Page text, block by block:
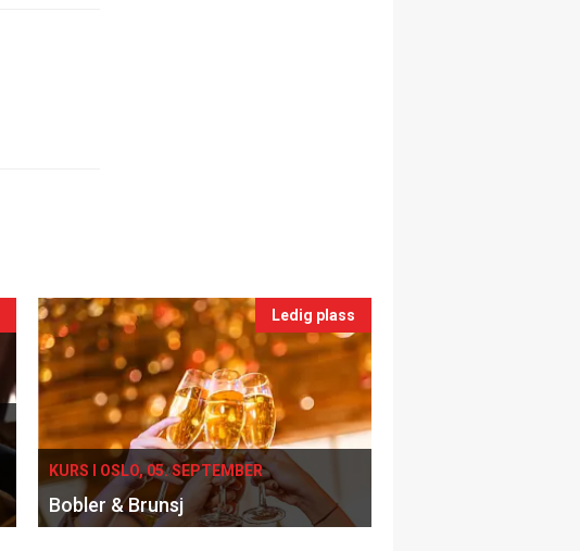
Ledig plass
KURS I OSLO, 05. SEPTEMBER
Bobler & Brunsj